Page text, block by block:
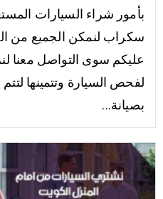
بأمور شراء السيارات
سكراب لنمكن الجميع من
عليكم سوى التواصل معنا
لفحص السيارة وتتمينها
بصيانة...